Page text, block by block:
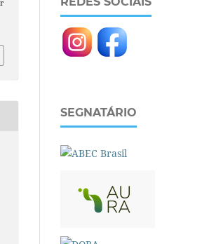
SEGNATÁRIO